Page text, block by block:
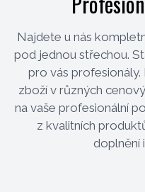
Najdete u nás
pod jednou střechou.
pro vás
zboží v různých
na vaše profesionální
z kvalitních
doplnění